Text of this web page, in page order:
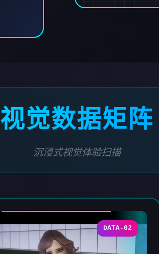
视觉数据矩阵
沉浸式视觉体验扫描
DATA-02